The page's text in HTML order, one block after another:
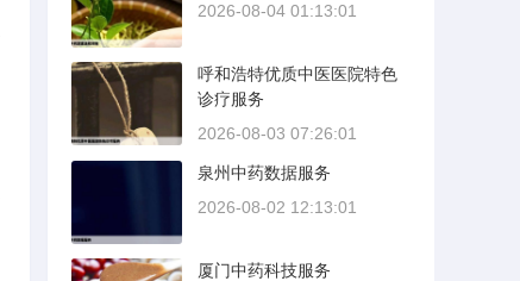
2026-08-04 01:13:01
呼和浩特优质中医医院特色
诊疗服务
2026-08-03 07:26:01
泉州中药数据服务
2026-08-02 12:13:01
厦门中药科技服务